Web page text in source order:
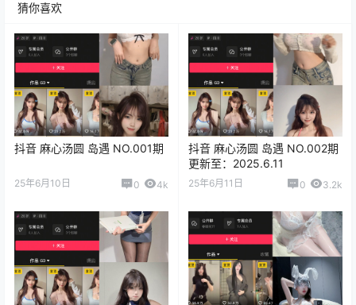
猜你喜欢
抖音 麻心汤圆 岛遇 NO.001期
25年6月10日 0 4k
抖音 麻心汤圆 岛遇 NO.002期
更新至：2025.6.11
25年6月11日 0 3.2k